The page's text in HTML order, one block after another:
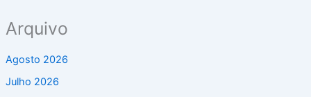
Arquivo
Agosto 2026
Julho 2026